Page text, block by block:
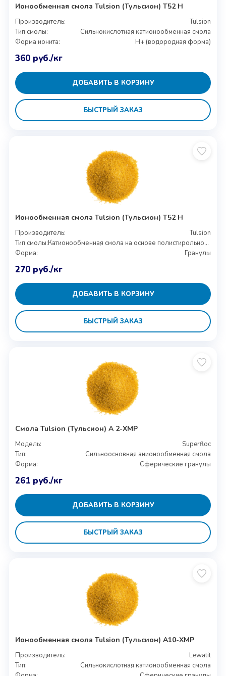
Ионообменная смола Tulsion (Тульсион) T52 H
Производитель:
Tulsion
Тип смолы:
Сильнокислотная катионообменная смола
Форма ионита:
H+ (водородная форма)
360 руб./кг
ДОБАВИТЬ В КОРЗИНУ
БЫСТРЫЙ ЗАКАЗ
Ионообменная смола Tulsion (Тульсион) T52 H
Производитель:
Tulsion
Тип смолы:
Катионообменная смола на основе полистирольной матрицы
Форма:
Гранулы
270 руб./кг
ДОБАВИТЬ В КОРЗИНУ
БЫСТРЫЙ ЗАКАЗ
Смола Tulsion (Тульсион) A 2-XMP
Модель:
Superfloc
Тип:
Сильноосновная анионообменная смола
Форма:
Сферические гранулы
261 руб./кг
ДОБАВИТЬ В КОРЗИНУ
БЫСТРЫЙ ЗАКАЗ
Ионообменная смола Tulsion (Тульсион) A10-XMP
Производитель:
Lewatit
Тип:
Сильнокислотная катионообменная смола